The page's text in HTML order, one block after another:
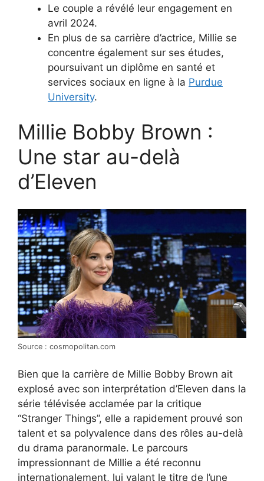
Le couple a révélé leur engagement en
avril 2024.
En plus de sa carrière d’actrice, Millie se
concentre également sur ses études,
poursuivant un diplôme en santé et
services sociaux en ligne à la Purdue
University.
Millie Bobby Brown :
Une star au-delà
d’Eleven
Source : cosmopolitan.com
Bien que la carrière de Millie Bobby Brown ait
explosé avec son interprétation d’Eleven dans la
série télévisée acclamée par la critique
“Stranger Things”, elle a rapidement prouvé son
talent et sa polyvalence dans des rôles au-delà
du drama paranormale. Le parcours
impressionnant de Millie a été reconnu
internationalement, lui valant le titre de l’une